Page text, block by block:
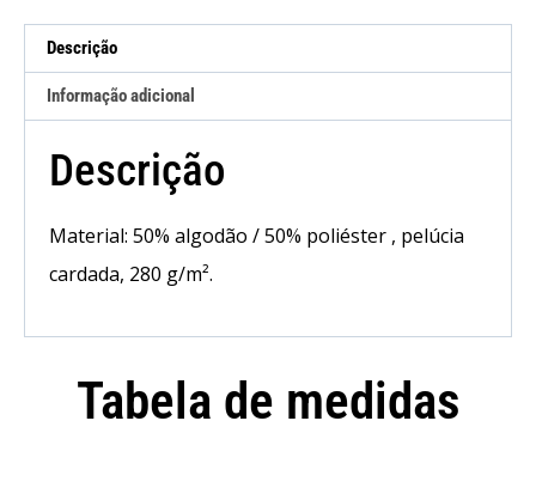
Descrição
Informação adicional
Descrição
Material: 50% algodão / 50% poliéster , pelúcia
cardada, 280 g/m².
Tabela de medidas